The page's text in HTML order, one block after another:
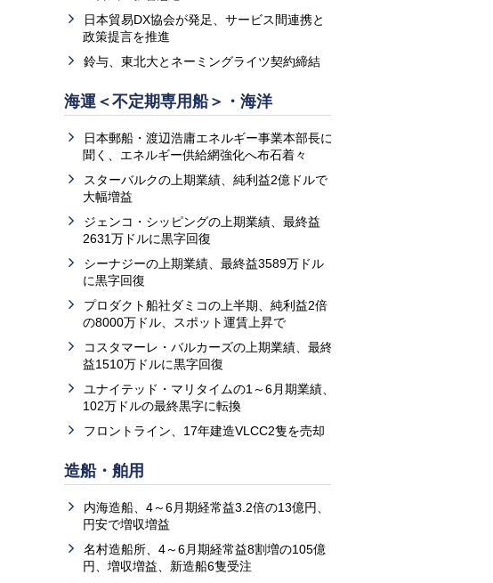
日本貿易DX協会が発足、サービス間連携と
政策提言を推進
鈴与、東北大とネーミングライツ契約締結
海運＜不定期専用船＞・海洋
日本郵船・渡辺浩庸エネルギー事業本部長に
聞く、エネルギー供給網強化へ布石着々
スターバルクの上期業績、純利益2億ドルで
大幅増益
ジェンコ・シッピングの上期業績、最終益
2631万ドルに黒字回復
シーナジーの上期業績、最終益3589万ドル
に黒字回復
プロダクト船社ダミコの上半期、純利益2倍
の8000万ドル、スポット運賃上昇で
コスタマーレ・バルカーズの上期業績、最終
益1510万ドルに黒字回復
ユナイテッド・マリタイムの1～6月期業績、
102万ドルの最終黒字に転換
フロントライン、17年建造VLCC2隻を売却
造船・舶用
内海造船、4～6月期経常益3.2倍の13億円、
円安で増収増益
名村造船所、4～6月期経常益8割増の105億
円、増収増益、新造船6隻受注